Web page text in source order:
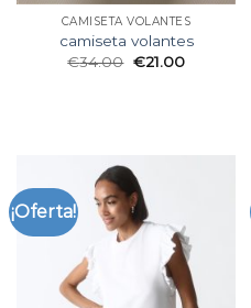
CAMISETA VOLANTES
camiseta volantes
€34.00 €21.00
¡Oferta!